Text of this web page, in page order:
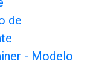
de
- Modelo